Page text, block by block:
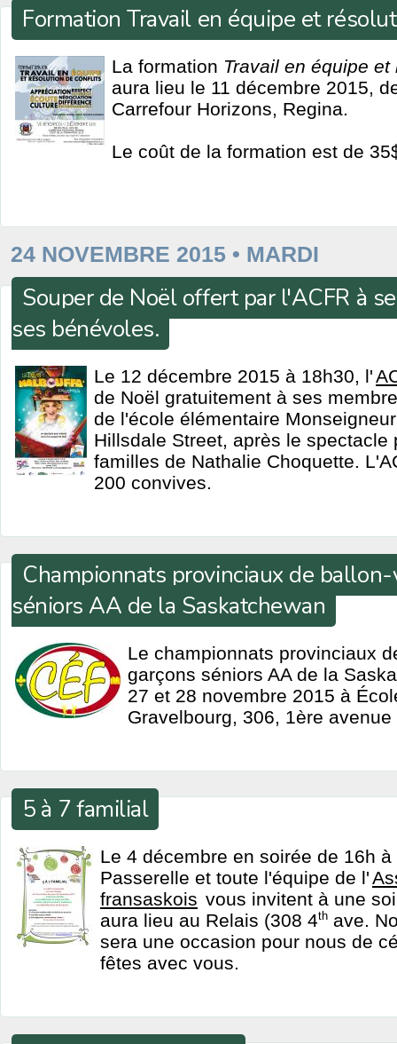
Formation Travail en équipe et
La formation Travail en équipe
aura lieu le 11 décembre 2015,
Carrefour Horizons, Regina.
Le coût de la formation est de
24 NOVEMBRE 2015 • MARDI
Souper de Noël offert par l'ACFR à
ses bénévoles.
Le 12 décembre 2015 à 18h30, l'
de Noël gratuitement à ses
de l'école élémentaire
Hillsdale Street, après le spectacle
familles de Nathalie Choquette.
200 convives.
Championnats provinciaux de
séniors AA de la Saskatchewan
Le championnats provinciaux
garçons séniors AA de la
27 et 28 novembre 2015 à
Gravelbourg, 306, 1ère
5 à 7 familial
Le 4 décembre en soirée de 16h
Passerelle et toute l'équipe de l'
fransaskois vous invitent à une
aura lieu au Relais (308 4th ave.
sera une occasion pour nous de
fêtes avec vous.